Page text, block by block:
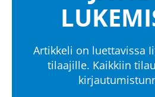
Artikkeli on luettavissa
tilaajille. Kaikkiin